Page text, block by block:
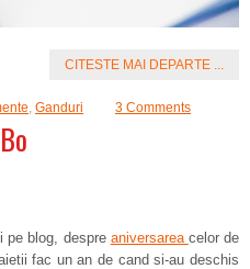
CITESTE MAI DEPARTE ...
, Ganduri 3 Comments
pe blog, despre aniversarea celor de
fac un an de cand si-au deschis